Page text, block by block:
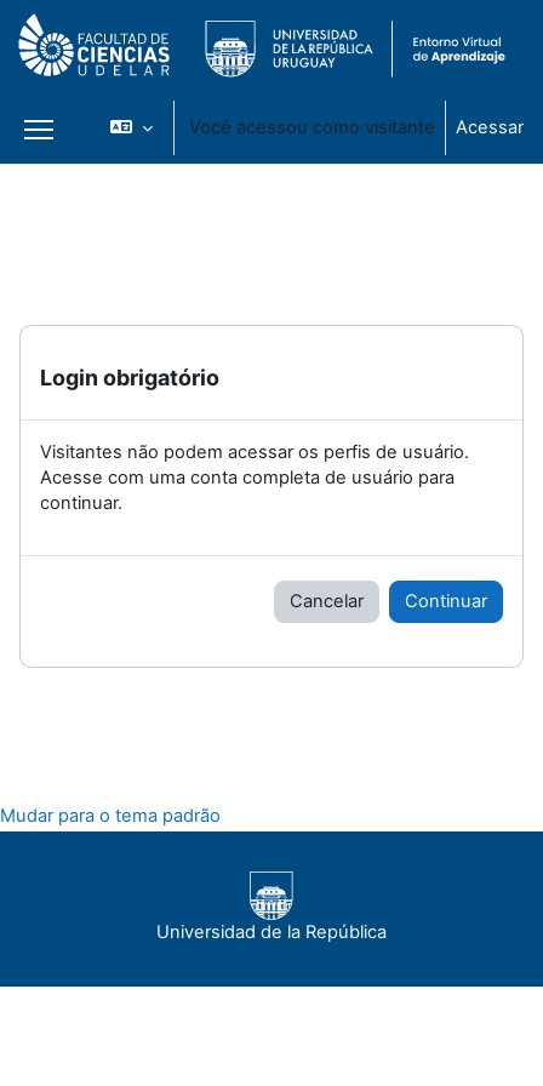
Painel lateral
Você acessou como visitante Acessar
Login obrigatório
Visitantes não podem acessar os perfis de usuário.
Acesse com uma conta completa de usuário para
continuar.
Cancelar Continuar
Mudar para o tema padrão
Universidad de la República